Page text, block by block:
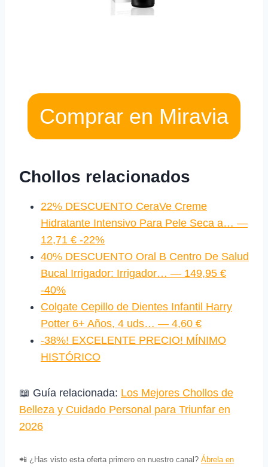
Comprar en Miravia
Chollos relacionados
22% DESCUENTO CeraVe Creme
Hidratante Intensivo Para Pele Seca a… —
12,71 € -22%
40% DESCUENTO Oral B Centro De Salud
Bucal Irrigador: Irrigador… — 149,95 €
-40%
Colgate Cepillo de Dientes Infantil Harry
Potter 6+ Años, 4 uds… — 4,60 €
-38%! EXCELENTE PRECIO! MÍNIMO
HISTÓRICO
📖 Guía relacionada: Los Mejores Chollos de
Belleza y Cuidado Personal para Triunfar en
2026
📲 ¿Has visto esta oferta primero en nuestro canal? Ábrela en